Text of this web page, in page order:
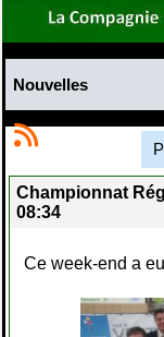
Nouvelles
Championnat
08:34
Ce week-end a